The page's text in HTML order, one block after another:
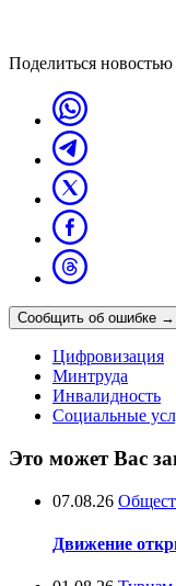
Поделиться новостью
Сообщить об ошибке →
Цифровизация
Минтруда
Инвалидность
Социальные
Это может Вас
07.08.26
Движение